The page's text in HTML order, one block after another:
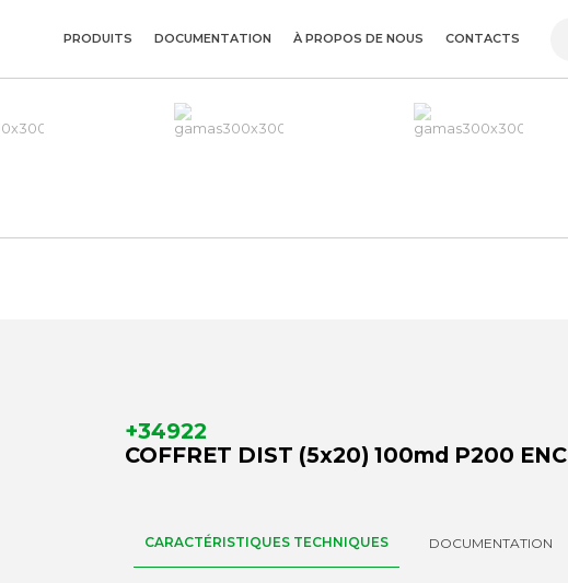
PRODUITS DOCUMENTATION À PROPOS DE NOUS CONTACTS
+34922
COFFRET DIST (5x20) 100md P200 ENC
CARACTÉRISTIQUES TECHNIQUES DOCUMENTATION